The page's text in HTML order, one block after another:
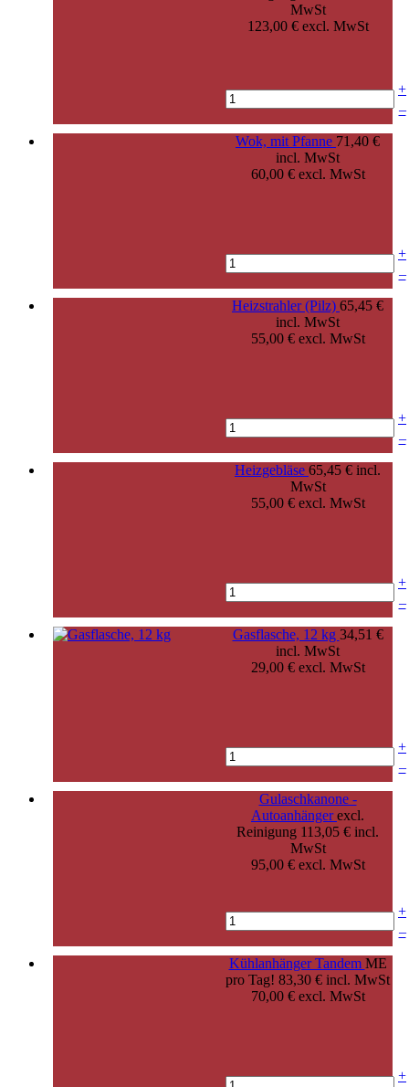
MwSt
123,00 € excl. MwSt
+
–
Wok, mit Pfanne 71,40 €
incl. MwSt
60,00 € excl. MwSt
+
–
Heizstrahler (Pilz) 65,45 €
incl. MwSt
55,00 € excl. MwSt
+
–
Heizgebläse 65,45 € incl.
MwSt
55,00 € excl. MwSt
+
–
Gasflasche, 12 kg 34,51 €
incl. MwSt
29,00 € excl. MwSt
+
–
Gulaschkanone -
Autoanhängerexcl.
Reinigung 113,05 € incl.
MwSt
95,00 € excl. MwSt
+
–
Kühlanhänger Tandem ME
pro Tag! 83,30 € incl. MwSt
70,00 € excl. MwSt
+